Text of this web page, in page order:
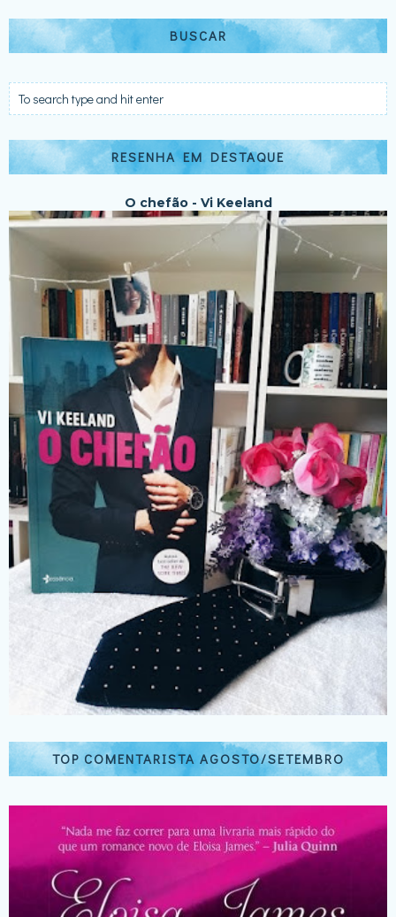
BUSCAR
RESENHA EM DESTAQUE
O chefão - Vi Keeland
TOP COMENTARISTA AGOSTO/SETEMBRO